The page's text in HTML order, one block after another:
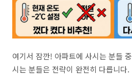
여기서 잠깐! 아파트에 사시는 분들 중
시는 분들은 전략이 완전히 다릅니다.